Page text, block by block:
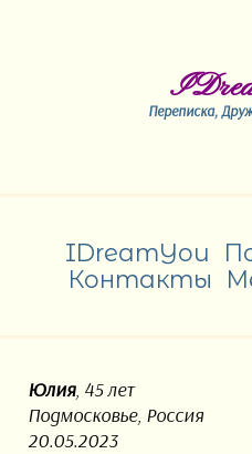
Переписка,
IDreamYou
Контакты
Юлия, 45 лет
Подмосковье, Россия
20.05.2023